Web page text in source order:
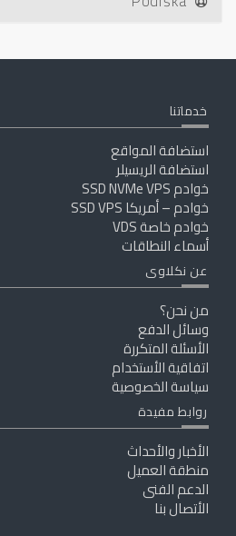
خدماتنا
استضافة المواقع
استضافة الريسيلر
خوادم SSD NVMe VPS
خوادم – أمريكا SSD VPS
خوادم خاصة VDS
أسماء النطاقات
عن نكلاوى
من نحن؟
وسائل الدفع
الأسئلة المتكررة
اتفاقية الأستخدام
سياسة الخصوصية
روابط مفيدة
الأخبار والأحداث
منطقة العميل
الدعم الفنى
الأتصال بنا